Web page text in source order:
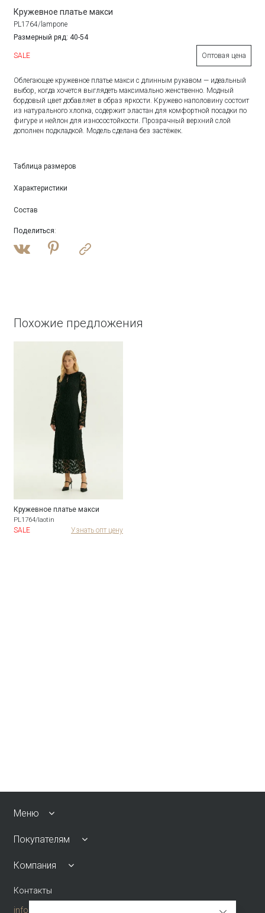
Кружевное платье макси
PL1764/lampone
Размерный ряд: 40-54
SALE Оптовая цена
Облегающее кружевное платье макси с длинным рукавом — идеальный
выбор, когда хочется выглядеть максимально женственно. Модный
бордовый цвет добавляет в образ яркости. Кружево наполовину состоит
из натурального хлопка, содержит эластан для комфортной посадки по
фигуре и нейлон для износостойкости. Прозрачный верхний слой
дополнен подкладкой. Модель сделана без застёжек.
Таблица размеров
Характеристики
Состав
Поделиться:
Похожие предложения
Кружевное платье макси
PL1764/laotin
SALE Узнать опт цену
Меню
Покупателям
Компания
Контакты
info@emkafashion.ru